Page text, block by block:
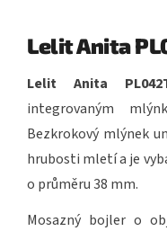
Lelit Anita
Lelit Anita
integrovaným
Bezkrokový mlýnek
hrubosti mletí a je
o průměru 38 mm.
Mosazný bojler o